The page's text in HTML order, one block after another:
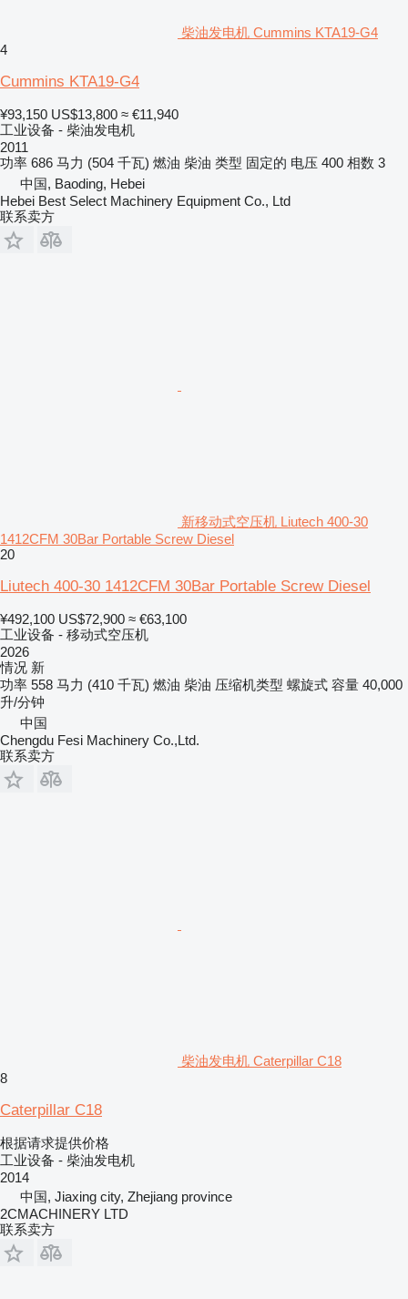
柴油发电机 Cummins KTA19-G4
4
Cummins KTA19-G4
¥93,150 US$13,800 ≈ €11,940
工业设备 - 柴油发电机
2011
功率 686 马力 (504 千瓦) 燃油 柴油 类型 固定的 电压 400 相数 3
中国, Baoding, Hebei
Hebei Best Select Machinery Equipment Co., Ltd
联系卖方
新移动式空压机 Liutech 400-30
1412CFM 30Bar Portable Screw Diesel
20
Liutech 400-30 1412CFM 30Bar Portable Screw Diesel
¥492,100 US$72,900 ≈ €63,100
工业设备 - 移动式空压机
2026
情况 新
功率 558 马力 (410 千瓦) 燃油 柴油 压缩机类型 螺旋式 容量 40,000
升/分钟
中国
Chengdu Fesi Machinery Co.,Ltd.
联系卖方
柴油发电机 Caterpillar C18
8
Caterpillar C18
根据请求提供价格
工业设备 - 柴油发电机
2014
中国, Jiaxing city, Zhejiang province
2CMACHINERY LTD
联系卖方